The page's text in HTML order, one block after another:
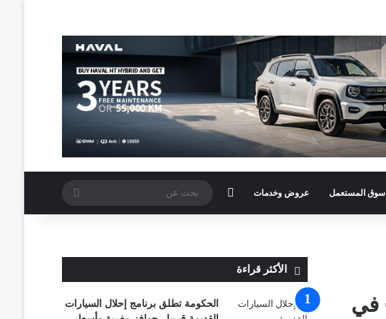
سوق المستعمل عروض وخدمات الوضع المظلم
عن
قصراوي جروب تطرح موديلات 2026 من ستروين C4 وC4X في
الأكثر قراءة
الحكومة تطلق برنامج إحلال السيارات